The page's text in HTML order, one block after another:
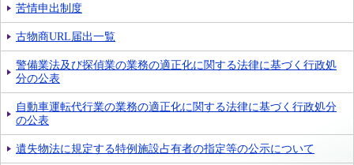
苦情申出制度
古物商URL届出一覧
警備業法及び探偵業の業務の適正化に関する法律に基づく行政処
分の公表
自動車運転代行業の業務の適正化に関する法律に基づく行政処分
の公表
遺失物法に規定する特例施設占有者の指定等の公示について